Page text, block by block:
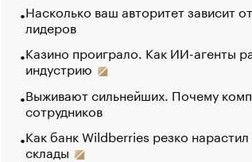
Насколько ваш авторитет зависит
лидеров
Казино проиграло. Как ИИ-агенты
индустрию
Выживают сильнейших. Почему
сотрудников
Как банк Wildberries резко
склады